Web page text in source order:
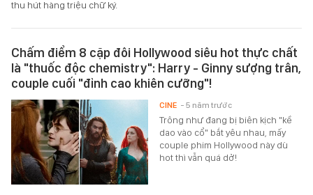
thu hút hàng triệu chữ ký.
Chấm điểm 8 cặp đôi Hollywood siêu hot thực chất
là "thuốc độc chemistry": Harry - Ginny sượng trân,
couple cuối "đỉnh cao khiên cưỡng"!
Trông như đang bị biên kịch "kề
dao vào cổ" bắt yêu nhau, mấy
couple phim Hollywood này dù
hot thì vẫn quá dở!
CINE - 5 năm trước